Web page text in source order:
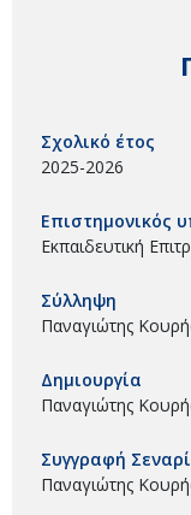
Σχολικό έτος
2025-2026
Επιστημονικός
Εκπαιδευτική
Σύλληψη
Παναγιώτης
Δημιουργία
Παναγιώτης
Συγγραφή
Παναγιώτης